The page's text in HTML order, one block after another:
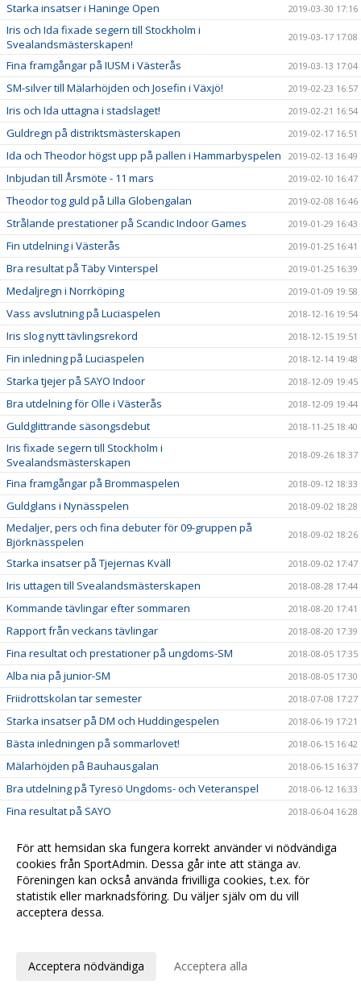
Starka insatser i Haninge Open 2019-03-30 17:16
Iris och Ida fixade segern till Stockholm i
Svealandsmästerskapen!
2019-03-17 17:08
Fina framgångar på IUSM i Västerås 2019-03-13 17:04
SM-silver till Mälarhöjden och Josefin i Växjö! 2019-02-23 16:57
Iris och Ida uttagna i stadslaget! 2019-02-21 16:54
Guldregn på distriktsmästerskapen 2019-02-17 16:51
Ida och Theodor högst upp på pallen i Hammarbyspelen 2019-02-13 16:49
Inbjudan till Årsmöte - 11 mars 2019-02-10 16:47
Theodor tog guld på Lilla Globengalan 2019-02-08 16:46
Strålande prestationer på Scandic Indoor Games 2019-01-29 16:43
Fin utdelning i Västerås 2019-01-25 16:41
Bra resultat på Täby Vinterspel 2019-01-25 16:39
Medaljregn i Norrköping 2019-01-09 19:58
Vass avslutning på Luciaspelen 2018-12-16 19:54
Iris slog nytt tävlingsrekord 2018-12-15 19:51
Fin inledning på Luciaspelen 2018-12-14 19:48
Starka tjejer på SAYO Indoor 2018-12-09 19:45
Bra utdelning för Olle i Västerås 2018-12-09 19:44
Guldglittrande säsongsdebut 2018-11-25 18:40
Iris fixade segern till Stockholm i
Svealandsmästerskapen
2018-09-26 18:37
Fina framgångar på Brommaspelen 2018-09-12 18:33
Guldglans i Nynässpelen 2018-09-02 18:28
Medaljer, pers och fina debuter för 09-gruppen på
Björknässpelen
2018-09-02 18:26
Starka insatser på Tjejernas Kväll 2018-09-02 17:47
Iris uttagen till Svealandsmästerskapen 2018-08-28 17:44
Kommande tävlingar efter sommaren 2018-08-20 17:41
Rapport från veckans tävlingar 2018-08-20 17:39
Fina resultat och prestationer på ungdoms-SM 2018-08-05 17:35
Alba nia på junior-SM 2018-08-05 17:30
Friidrottskolan tar semester 2018-07-08 17:27
Starka insatser på DM och Huddingespelen 2018-06-19 17:21
Bästa inledningen på sommarlovet! 2018-06-15 16:42
Mälarhöjden på Bauhausgalan 2018-06-15 16:37
Bra utdelning på Tyresö Ungdoms- och Veteranspel 2018-06-12 16:33
Fina resultat på SAYO 2018-06-04 16:28
Fin utdelning på Stora Turebergskastet 2018-05-30 16:17
Nära final på Stafett-SM 2018-05-30 16:11
Bra utdelning i Täby Open 2018-05-21 16:09
Fina framgångar på Hellaskastet
Löpgruppen är igång!
För att hemsidan ska fungera korrekt använder vi nödvändiga
cookies från SportAdmin. Dessa går inte att stänga av.
Föreningen kan också använda frivilliga cookies, t.ex. för
statistik eller marknadsföring. Du väljer själv om du vill
acceptera dessa.
Acceptera nödvändiga Acceptera alla